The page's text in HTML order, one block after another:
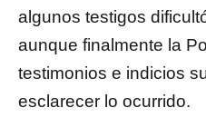
algunos testigos
aunque finalmente la
testimonios e indicios
esclarecer lo ocurrido.